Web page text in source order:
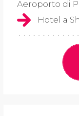
Aeroporto di
Hotel a